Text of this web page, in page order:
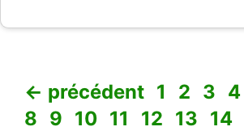
← précédent Page
1 Page
2 Page
3 4
8 Page
9 Page
10 Page
11 Page
12 Page
13 14